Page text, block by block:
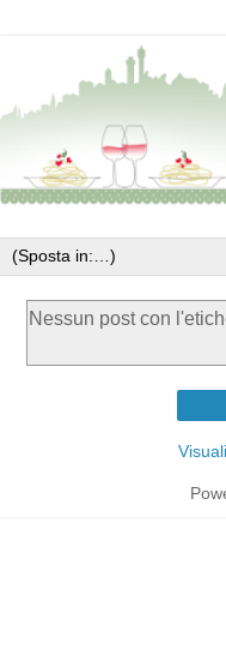
Nessun post con